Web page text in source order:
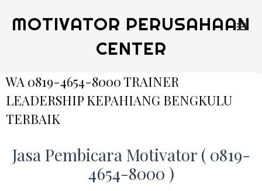
MOTIVATOR PERUSAHAAN
CENTER
WA 0819-4654-8000 TRAINER
LEADERSHIP KEPAHIANG BENGKULU
TERBAIK
Jasa Pembicara Motivator ( 0819-
4654-8000 )